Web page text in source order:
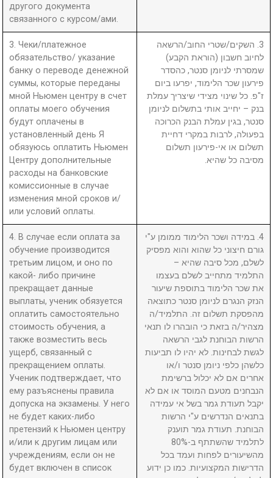
другого документа
связанного с курсом/ами.
3. Чеки/платежное
обязательство/ указание
банку о переводе денежной
суммы, которые переданы
мной Ньюмен центру в счет
оплаты моего обучения
будут оплачены в
установленный день Я
обязуюсь оплатить Ньюмен
Центру дополнительные
расходы на банковские
комиссионные в случае
изменения мной сроков и/
или условий оплаты.
3. השקים/שטרי החוב/הרשאה
לחיוב חשבון (הוראת הקבע)
שמסרתי לניומן סנטר, כהסדר
פירעון שכר הלימוד, יפרעו ביום
ז"פ. כל שינוי מצידי שיצריך עמלת
בנק – יחייב אותי בתשלום לניומן
סנטר, בגין עמלת הבנק הכרוכה
בפעולה, לרבות במקרי דחיית
תשלום או אי-פירעון תשלום
מסיבה כל שהיא.
4. В случае если оплата за
обучение производится
третьим лицом, и оно по
какой- либо причине
прекращает данные
выплаты, ученик обязуется
оплатить самостоятельно
стоимость обучения, а
также возместить весь
ущерб, связанный с
прекращением оплаты.
Ученик подтверждает, что
ему разъяснены правила
допуска на экзамены. У него
не будет каких-либо
претензий к Ньюмен центру
и/или к другим лицам или
учреждениям, если он не
будет включен в список
4. במידה ושכר הלימוד ממומן ע"י
גורם חיצוני כל שהוא והוא מפסיק
לשלם, מכל סיבה שהיא –
התלמיד מתחייב לשלם בעצמו
את שכר הלימוד בתוספת שיעור
הנזק הנגרם לניומן סנטר כתוצאה
מהפסקת תשלום זה. התלמיד/ה
מצהיר/ה בזאת כי הובהרו לו תנאי
הרשות הבוחנת לגבי הרשאה
לגשת לבחינות. לא יהיו לו תביעות
כלשהן כלפי ניומן סנטר ו/או
אחרים אם לא יכלול ברשימת
הנבחנים מטעם המוסד או אם לא
יקבל תעודת גמר בשל אי עמידה
בתנאים הנדרשים ע"י הרשות
הבוחנת. תעודת גמר תוענק
לתלמיד שהשתתף ב-80%
מהשיעורים לפחות ועמד בכל
הדרישות המקצועיות. כמו כן ידוע